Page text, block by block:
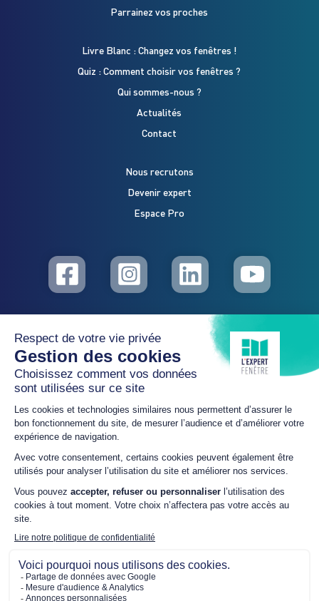
Parrainez vos proches
Livre Blanc : Changez vos fenêtres !
Quiz : Comment choisir vos fenêtres ?
Qui sommes-nous ?
Actualités
Contact
Nous recrutons
Devenir expert
Espace Pro